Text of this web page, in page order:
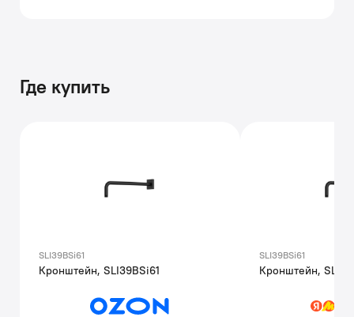
Где купить
SLI39BSi61
Кронштейн, SLI39BSi61
SLI39BSi61
Кронштейн,